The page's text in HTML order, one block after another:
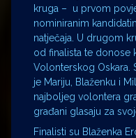
kruga – u prvom
nominiranim
natječaja. U drugom
od finalista te
Volonterskog Oskara.
je Mariju, Blaženku i
najboljeg volontera
građani glasaju za
Finalisti su Blaženka